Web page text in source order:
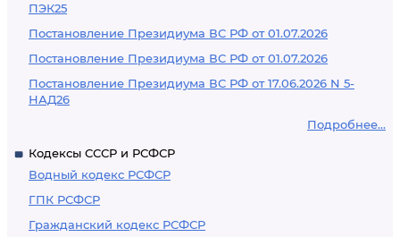
ПЭК25
Постановление Президиума ВС РФ от 01.07.2026
Постановление Президиума ВС РФ от 01.07.2026
Постановление Президиума ВС РФ от 17.06.2026 N 5-
НАД26
Подробнее...
Кодексы СССР и РСФСР
Водный кодекс РСФСР
ГПК РСФСР
Гражданский кодекс РСФСР